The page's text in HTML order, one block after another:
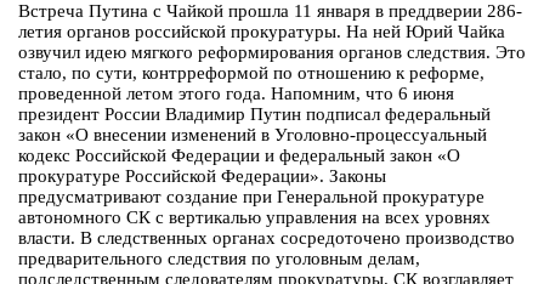
Встреча Путина с Чайкой прошла 11 января в преддверии 286-
летия органов российской прокуратуры. На ней Юрий Чайка
озвучил идею мягкого реформирования органов следствия. Это
стало, по сути, контрреформой по отношению к реформе,
проведенной летом этого года. Напомним, что 6 июня
президент России Владимир Путин подписал федеральный
закон «О внесении изменений в Уголовно-процессуальный
кодекс Российской Федерации и федеральный закон «О
прокуратуре Российской Федерации». Законы
предусматривают создание при Генеральной прокуратуре
автономного СК с вертикалью управления на всех уровнях
власти. В следственных органах сосредоточено производство
предварительного следствия по уголовным делам,
подследственным следователям прокуратуры. СК возглавляет